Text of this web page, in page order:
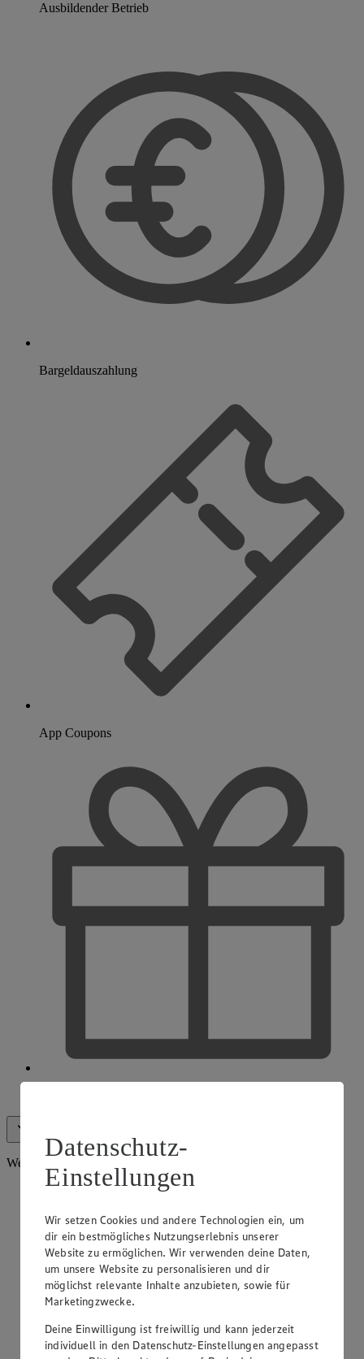
Ausbildender Betrieb
Bargeldauszahlung
App Coupons
Weitere Services
Datenschutz-
Einstellungen
Wir setzen Cookies und andere Technologien ein, um
dir ein bestmögliches Nutzungserlebnis unserer
Website zu ermöglichen. Wir verwenden deine Daten,
um unsere Website zu personalisieren und dir
möglichst relevante Inhalte anzubieten, sowie für
Marketingzwecke.
Deine Einwilligung ist freiwillig und kann jederzeit
individuell in den Datenschutz-Einstellungen angepasst